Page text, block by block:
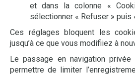
et dans la colonne «
sélectionner « Refuser » puis
Ces réglages bloquent les
jusqu’à ce que vous modifiiez à
Le passage en navigation privée
permettre de limiter